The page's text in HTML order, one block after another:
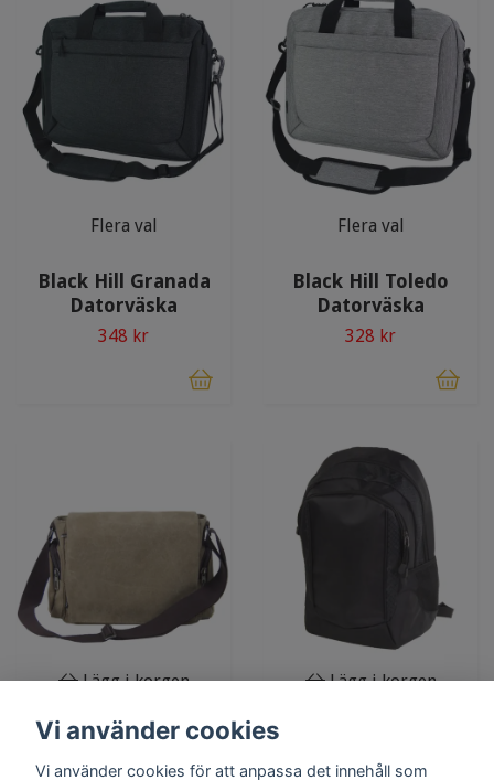
Flera val
Black Hill Granada
Datorväska
348 kr
Flera val
Black Hill Toledo
Datorväska
328 kr
Lägg i korgen
Black Hill Bergen
Datorväska
Lägg i korgen
Datorryggsäck
Vi använder cookies
Vi använder cookies för att anpassa det innehåll som